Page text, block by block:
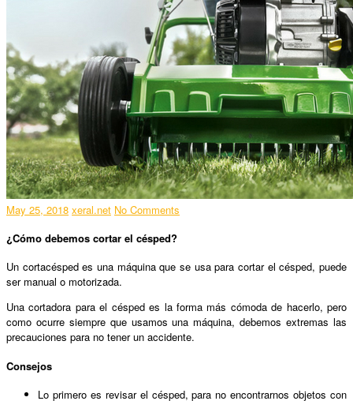
May 25, 2018 xeral.net No Comments
¿Cómo debemos cortar el césped?
Un cortacésped es una máquina que se usa para cortar el césped, puede
ser manual o motorizada.
Una cortadora para el césped es la forma más cómoda de hacerlo, pero
como ocurre siempre que usamos una máquina, debemos extremas las
precauciones para no tener un accidente.
Consejos
Lo primero es revisar el césped, para no encontrarnos objetos con